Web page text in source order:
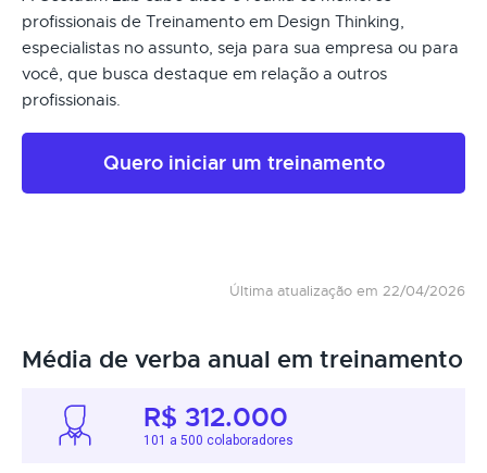
profissionais de Treinamento em Design Thinking,
especialistas no assunto, seja para sua empresa ou para
você, que busca destaque em relação a outros
profissionais.
Quero iniciar um treinamento
Última atualização em 22/04/2026
Média de verba anual em treinamento
R$ 312.000
101 a 500 colaboradores